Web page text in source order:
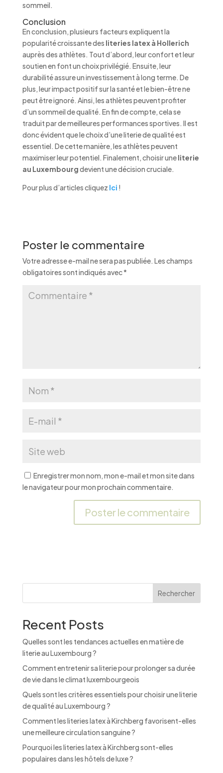
sommeil.
Conclusion
En conclusion, plusieurs facteurs expliquent la
popularité croissante des literies latex à Hollerich
auprès des athlètes. Tout d’abord, leur confort et leur
soutien en font un choix privilégié. Ensuite, leur
durabilité assure un investissement à long terme. De
plus, leur impact positif sur la santé et le bien-être ne
peut être ignoré. Ainsi, les athlètes peuvent profiter
d’un sommeil de qualité. En fin de compte, cela se
traduit par de meilleures performances sportives. Il est
donc évident que le choix d’une literie de qualité est
essentiel. De cette manière, les athlètes peuvent
maximiser leur potentiel. Finalement, choisir uneliterie
au Luxembourgdevient une décision cruciale.
Pour plus d’articles cliquez Ici !
Poster le commentaire
Votre adresse e-mail ne sera pas publiée. Les champs
obligatoires sont indiqués avec*
Enregistrer mon nom, mon e-mail et mon site dans
le navigateur pour mon prochain commentaire.
i
e
:
Rechercher
Recent Posts
Quelles sont les tendances actuelles en matière de
literie au Luxembourg ?
Comment entretenir sa literie pour prolonger sa durée
de vie dans le climat luxembourgeois
Quels sont les critères essentiels pour choisir une literie
de qualité au Luxembourg ?
Comment les literies latex à Kirchberg favorisent-elles
une meilleure circulation sanguine ?
Pourquoi les literies latex à Kirchberg sont-elles
populaires dans les hôtels de luxe ?